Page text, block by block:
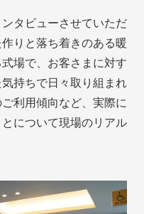
タビューさせていただ
りと落ち着きのある暖
場で、お客さまに対す
持ちで日々取り組まれ
利用傾向など、実際に
について現場のリアル